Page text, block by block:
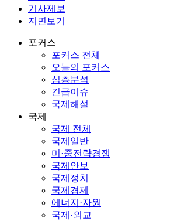
기사제보
지면보기
포커스
포커스 전체
오늘의 포커스
심층분석
긴급이슈
국제해설
국제
국제 전체
국제일반
미·중전략경쟁
국제안보
국제정치
국제경제
에너지·자원
국제·외교